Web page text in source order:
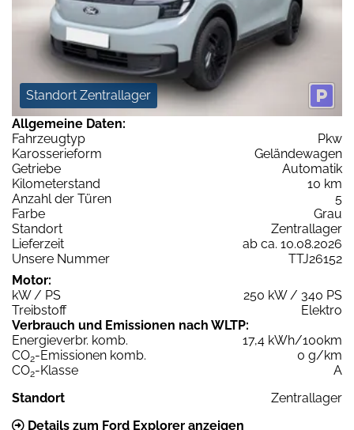
Standort Zentrallager
Allgemeine Daten:
Fahrzeugtyp
Pkw
Karosserieform
Geländewagen
Getriebe
Automatik
Kilometerstand
10 km
Anzahl der Türen
5
Farbe
Grau
Standort
Zentrallager
Lieferzeit
ab ca. 10.08.2026
Unsere Nummer
TTJ26152
Motor:
kW / PS
250 kW / 340 PS
Treibstoff
Elektro
Verbrauch und Emissionen nach WLTP:
Energieverbr. komb.
17,4 kWh/100km
CO2-Emissionen komb.
0 g/km
CO2-Klasse
A
Standort
Zentrallager
Details zum Ford Explorer anzeigen